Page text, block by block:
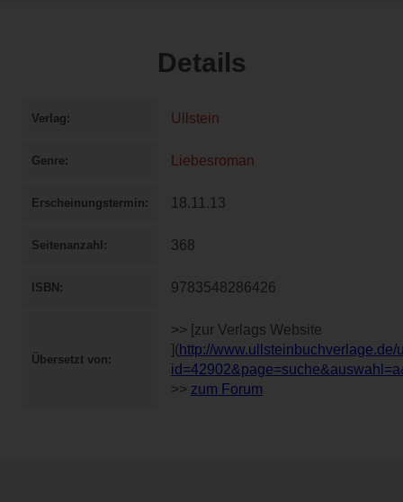
Details
Verlag Ullstein
Genre Liebesroman
Erscheinungstermin 18.11.13
Seitenanzahl 368
ISBN 9783548286426
Übersetzt von
>> [zur Verlags Website
](http://
>> zum Forum